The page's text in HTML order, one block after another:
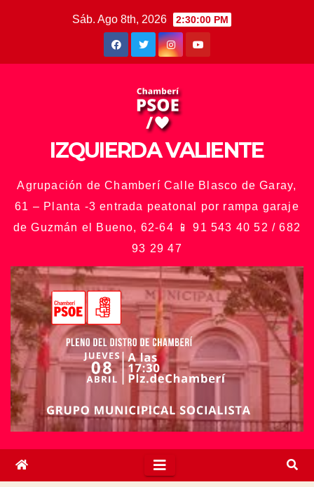
Sáb. Ago 8th, 2026 2:30:02 PM
IZQUIERDA VALIENTE
Agrupación de Chamberí Calle Blasco de Garay,
61 – Planta -3 entrada peatonal por rampa garaje
de Guzmán el Bueno, 62-64 📱 91 543 40 52 / 682
93 29 47